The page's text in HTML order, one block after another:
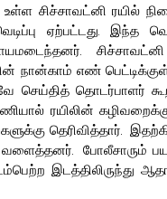
சிச்சாவட்னி ரயில்
ஏற்பட்டது. இந்த
நான்காம் எண்
செய்தித் தொடர்பாளர்
ரயிலின்
தெரிவித்தார்.
போலீசாரும்
இடத்திலிருந்து